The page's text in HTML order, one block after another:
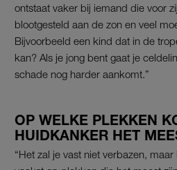
ontstaat vaker bij iemand die voor
blootgesteld aan de zon en veel
Bijvoorbeeld een kind dat in de
kan? Als je jong bent gaat je
schade nog harder aankomt.”
OP WELKE PLEKKEN
HUIDKANKER HET
“Het zal je vast niet verbazen,